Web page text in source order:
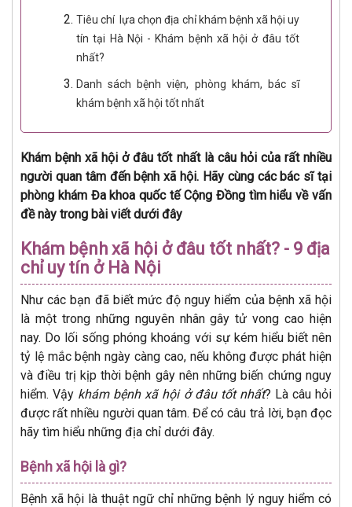
Tiêu chí lựa chọn địa chỉ khám bệnh xã hội uy
tín tại Hà Nội - Khám bệnh xã hội ở đâu tốt
nhất?
Danh sách bệnh viện, phòng khám, bác sĩ
khám bệnh xã hội tốt nhất
Khám bệnh xã hội ở đâu tốt nhất là câu hỏi của rất nhiều
người quan tâm đến bệnh xã hội. Hãy cùng các bác sĩ tại
phòng khám Đa khoa quốc tế Cộng Đồng tìm hiểu về vấn
đề này trong bài viết dưới đây
Khám bệnh xã hội ở đâu tốt nhất? - 9 địa
chỉ uy tín ở Hà Nội
Như các bạn đã biết mức độ nguy hiểm của bệnh xã hội
là một trong những nguyên nhân gây tử vong cao hiện
nay. Do lối sống phóng khoáng với sự kém hiểu biết nên
tỷ lệ mắc bệnh ngày càng cao, nếu không được phát hiện
và điều trị kịp thời bệnh gây nên những biến chứng nguy
hiểm. Vậy khám bệnh xã hội ở đâu tốt nhất? Là câu hỏi
được rất nhiều người quan tâm. Để có câu trả lời, bạn đọc
hãy tìm hiểu những địa chỉ dưới đây.
Bệnh xã hội là gì?
Bệnh xã hội là thuật ngữ chỉ những bệnh lý nguy hiểm có